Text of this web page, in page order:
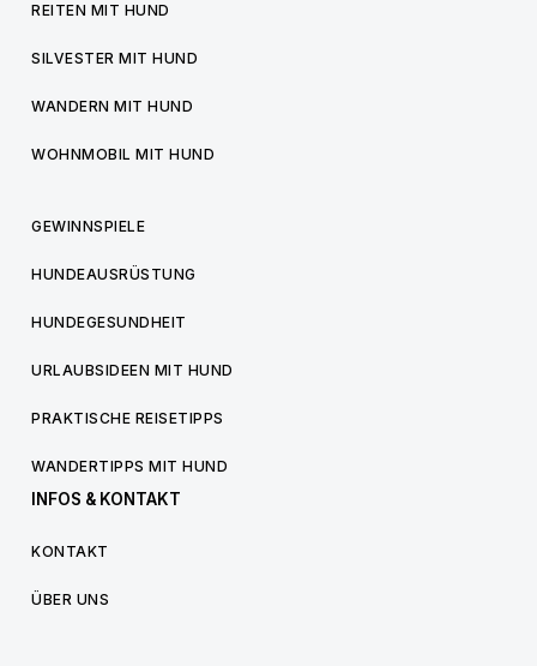
REITEN MIT HUND
SILVESTER MIT HUND
WANDERN MIT HUND
WOHNMOBIL MIT HUND
GEWINNSPIELE
HUNDEAUSRÜSTUNG
HUNDEGESUNDHEIT
URLAUBSIDEEN MIT HUND
PRAKTISCHE REISETIPPS
WANDERTIPPS MIT HUND
INFOS & KONTAKT
KONTAKT
ÜBER UNS